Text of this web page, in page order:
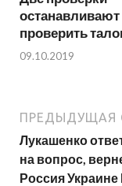
проверить
09.10.2019
ПРЕДЫДУЩАЯ
Лукашенко
на вопрос,
Россия